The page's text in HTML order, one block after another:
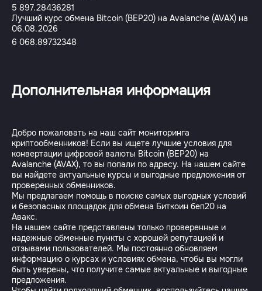
5 897.28436281
Лучший курс обмена Bitcoin (BEP20) на Avalanche (AVAX) на
06.08.2026
6 068.89732348
Дополнительная информация
Добро пожаловать на наш сайт мониторинга
криптообменников! Если вы ищете лучшие условия для
конвертации цифровой валюты Bitcoin (BEP20) на
Avalanche (AVAX), то вы попали по адресу. На нашем сайте
вы найдете актуальные курсы и выгодные предложения от
проверенных обменников.
Мы предлагаем помощь в поиске самых выгодных условий
и безопасных площадок для обмена Биткоин беп20 на
Авакс.
На нашем сайте представлены только проверенные и
надежные обменные пункты с хорошей репутацией и
отзывами пользователей. Мы постоянно обновляем
информацию о курсах и условиях обмена, чтобы вы могли
быть уверены, что получите самые актуальные и выгодные
предложения.